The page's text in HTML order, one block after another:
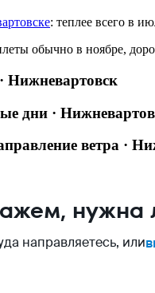
: теплее всего в
обычно в ноябре,
Нижневартовск
дни ·
ветра ·
нужна
направляетесь, или